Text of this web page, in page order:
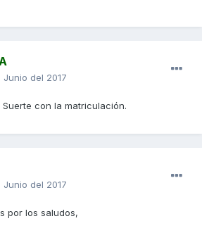
Junio del 2017
con la matriculación.
Junio del 2017
por los saludos,